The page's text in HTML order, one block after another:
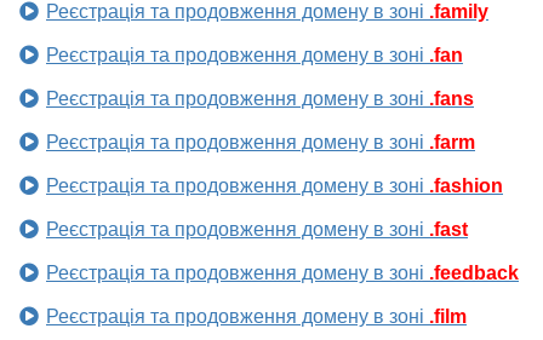
Реєстрація та продовження домену в зоні .family
Реєстрація та продовження домену в зоні .fan
Реєстрація та продовження домену в зоні .fans
Реєстрація та продовження домену в зоні .farm
Реєстрація та продовження домену в зоні .fashion
Реєстрація та продовження домену в зоні .fast
Реєстрація та продовження домену в зоні .feedback
Реєстрація та продовження домену в зоні .film